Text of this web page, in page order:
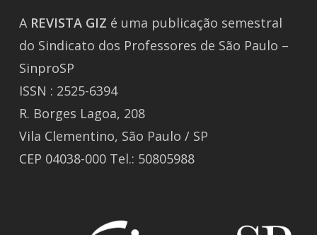
A REVISTA GIZ é uma publicação semestral
do Sindicato dos Professores de São Paulo –
SinproSP
ISSN : 2525-6394
R. Borges Lagoa, 208
Vila Clementino, São Paulo / SP
CEP 04038-000 Tel.: 50805988